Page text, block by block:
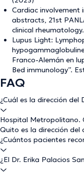
Cardiac involvement
abstracts, 21st
clinical
Lupus Light:
Franco-Alemán en
Bed immunology”.
FAQ
¿Cuál es la dirección del
Hospital Metropolitano.
Quito es la dirección del
¿Cuántos pacientes
¿El Dr. Erika Palacios